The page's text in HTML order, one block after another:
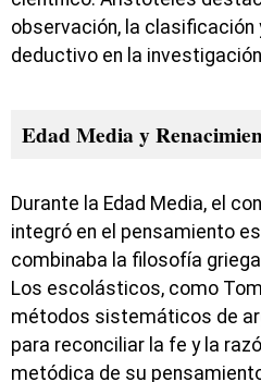
observación, la clasificación
deductivo en la
Edad Media y
Durante la Edad Media, el
integró en el pensamiento
combinaba la filosofía
Los escolásticos, como
métodos sistemáticos de
para reconciliar la fe y la
metódica de su